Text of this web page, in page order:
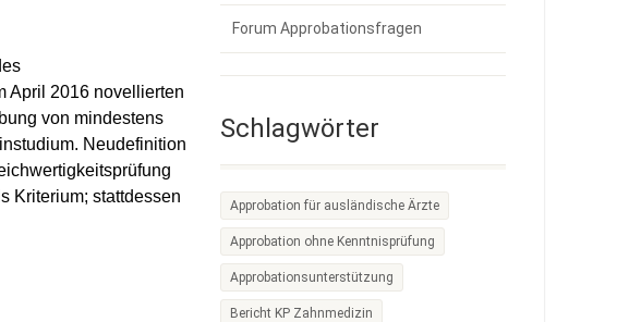
April 2016 novellierten
von mindestens
Neudefinition
Kriterium; stattdessen
Forum Approbationsfragen
Schlagwörter
Approbation für ausländische Ärzte
Approbation ohne Kenntnisprüfung
Approbationsunterstützung
Bericht KP Zahnmedizin